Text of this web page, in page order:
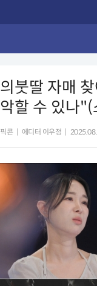
의붓딸 자매
악할 수 있나"(
픽콘 에디터 이우정